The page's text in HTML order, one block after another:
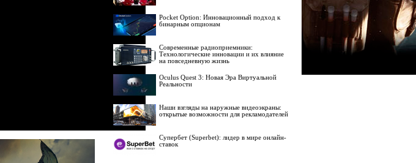
Pocket Option: Инновационный подход к
бинарным опционам
Современные радиоприемники:
Технологические инновации и их влияние
на повседневную жизнь
Oculus Quest 3: Новая Эра Виртуальной
Реальности
Наши взгляды на наружные видеоэкраны:
открытые возможности для рекламодателей
Супербет (Superbet): лидер в мире онлайн-
ставок